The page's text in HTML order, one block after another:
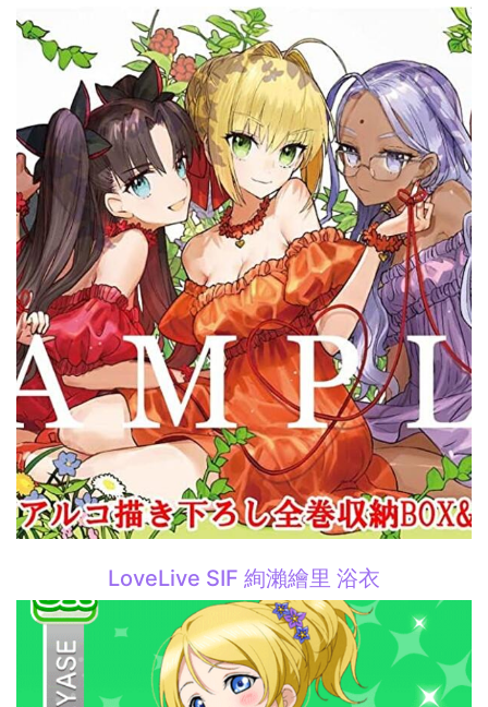
LoveLive SIF 絢瀨繪里 浴衣